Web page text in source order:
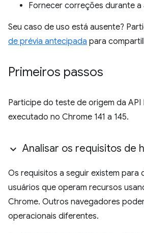
Fornecer correções durante
Seu caso de uso está ausente?
de prévia antecipada para
Primeiros passos
Participe do teste de origem da API
executado no Chrome 141 a 145.
Analisar os requisitos de
Os requisitos a seguir existem para
usuários que operam recursos
Chrome. Outros navegadores
operacionais diferentes.